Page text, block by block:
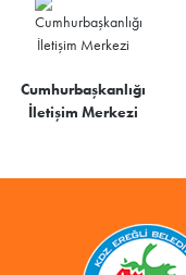
Cumhurbaşkanlığı
İletişim Merkezi